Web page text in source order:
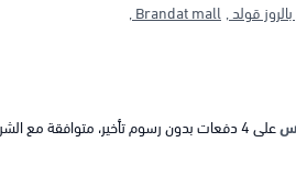
قولد , Brandat mall ,
على4دفعات بدون رسوم تأخير، متوافقة مع